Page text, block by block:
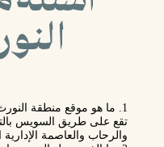
1. ما هو موقع منطقة النورث هاوس بيت الوطن؟
تقع على طريق السويس
والرحاب والعاصمة الإدارية